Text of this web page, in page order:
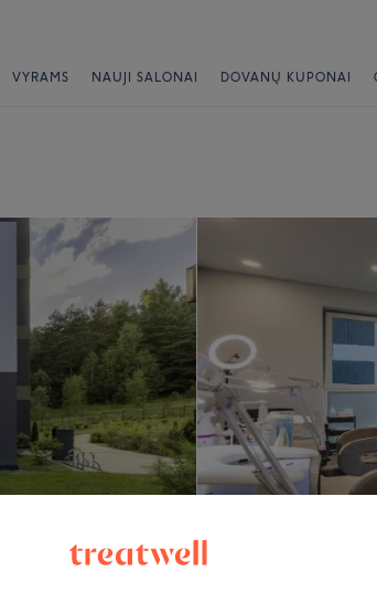
VYRAMS NAUJI SALONAI DOVANŲ KUPONAI